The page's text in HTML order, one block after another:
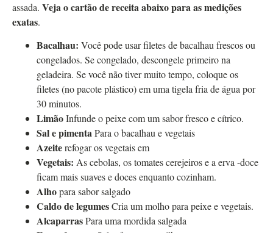
assada. Veja o cartão de receita abaixo para as medições
exatas.
Bacalhau: Você pode usar filetes de bacalhau frescos ou
congelados. Se congelado, descongele primeiro na
geladeira. Se você não tiver muito tempo, coloque os
filetes (no pacote plástico) em uma tigela fria de água por
30 minutos.
LimãoInfunde o peixe com um sabor fresco e cítrico.
Sal e pimentaPara o bacalhau e vegetais
Azeiterefogar os vegetais em
Vegetais: As cebolas, os tomates cerejeiros e a erva -doce
ficam mais suaves e doces enquanto cozinham.
Alhopara sabor salgado
Caldo de legumesCria um molho para peixe e vegetais.
AlcaparrasPara uma mordida salgada